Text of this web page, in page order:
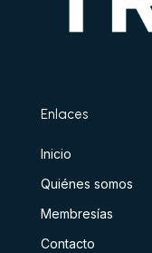
Enlaces
Inicio
Quiénes somos
Membresías
Contacto